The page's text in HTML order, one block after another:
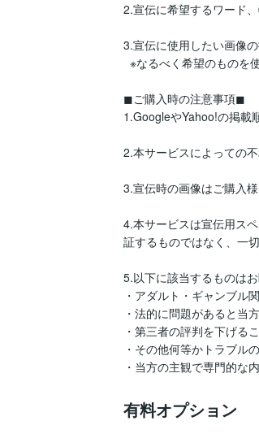
2.宣伝に希望するワード
3.宣伝に使用したい画像
◼ご購入時の注意事項◼
1.GoogleやYahoo!の掲載
2.本サービスによっての
3.宣伝時の画像はご購入
4.本サービスは宣伝用ス
証するものではなく、一
5.以下に該当するものは
・アダルト・ギャンブル
・法的に問題があると当
・第三者の評判を下げる
・その他何等かトラブル
・当方の主観で専門的な
有料オプション